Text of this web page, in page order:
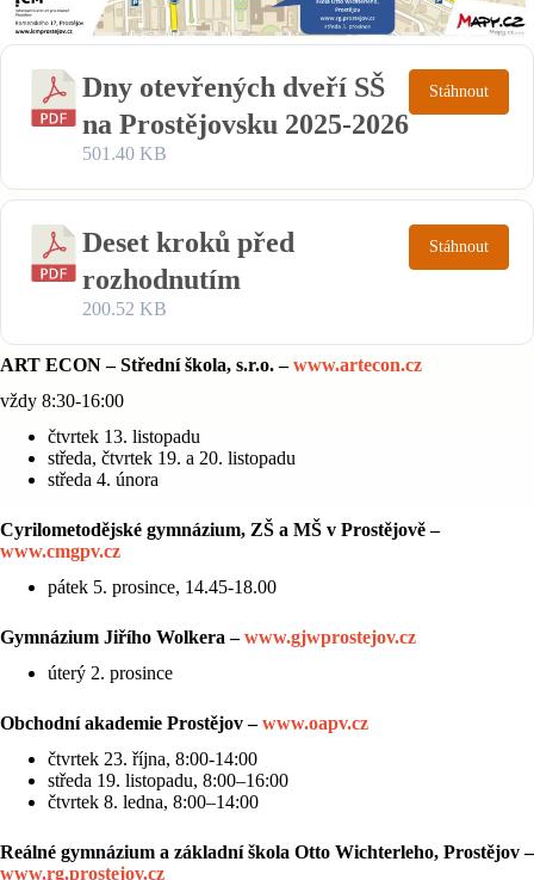
Dny otevřených dveří SŠ
na Prostějovsku 2025-2026
501.40 KB
Stáhnout
Deset kroků před
rozhodnutím
200.52 KB
Stáhnout
ART ECON – Střední škola, s.r.o. –www.artecon.cz
vždy 8:30-16:00
čtvrtek 13. listopadu
středa, čtvrtek 19. a 20. listopadu
středa 4. února
Cyrilometodějské gymnázium, ZŠ a MŠ v Prostějově –
www.cmgpv.cz
pátek 5. prosince, 14.45-18.00
Gymnázium Jiřího Wolkera –www.gjwprostejov.cz
úterý 2. prosince
Obchodní akademie Prostějov –www.oapv.cz
čtvrtek 23. října, 8:00-14:00
středa 19. listopadu, 8:00–16:00
čtvrtek 8. ledna, 8:00–14:00
Reálné gymnázium a základní škola Otto Wichterleho, Prostějov –
www.rg.prostejov.cz